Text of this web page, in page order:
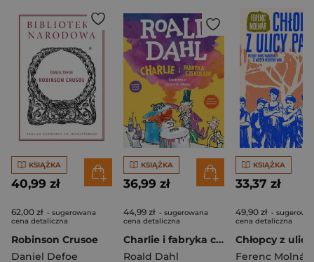
KSIĄŻKA
40,99 zł
62,00 zł - sugerowana
cena detaliczna
Robinson Crusoe
Daniel Defoe
KSIĄŻKA
36,99 zł
44,99 zł - sugerowana
cena detaliczna
Charlie i fabryka czekolady
Roald Dahl
KSIĄŻKA
33,37 zł
49,90 zł -
cena detaliczna
Ferenc Molnár